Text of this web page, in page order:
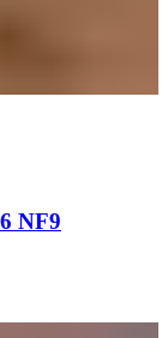
NF9